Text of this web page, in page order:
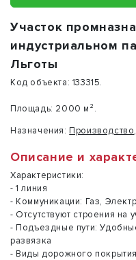
Участок
индустриальном
Льготы
Код объекта: 133315.
Площадь: 2000 м².
Назначения: Производство,
Описание и
Характеристики:
- 1 линия
- Коммуникации: Газ,
- Отсутствуют строения на
- Подъездные пути:
развязка
- Виды дорожного